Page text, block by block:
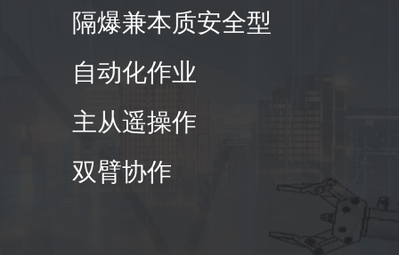
隔爆兼本质安全型
自动化作业
主从遥操作
双臂协作